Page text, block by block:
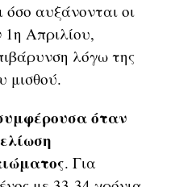
όσο αυξάνονται οι
Απριλίου,
λόγω της
μισθού.
όταν
. Για